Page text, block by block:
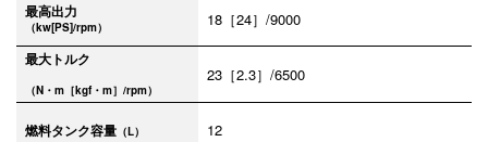
最高出力
（kw[PS]/rpm） 18［24］/9000
最大トルク
（N・m［kgf・m］/rpm）
23［2.3］/6500
燃料タンク容量 （L） 12